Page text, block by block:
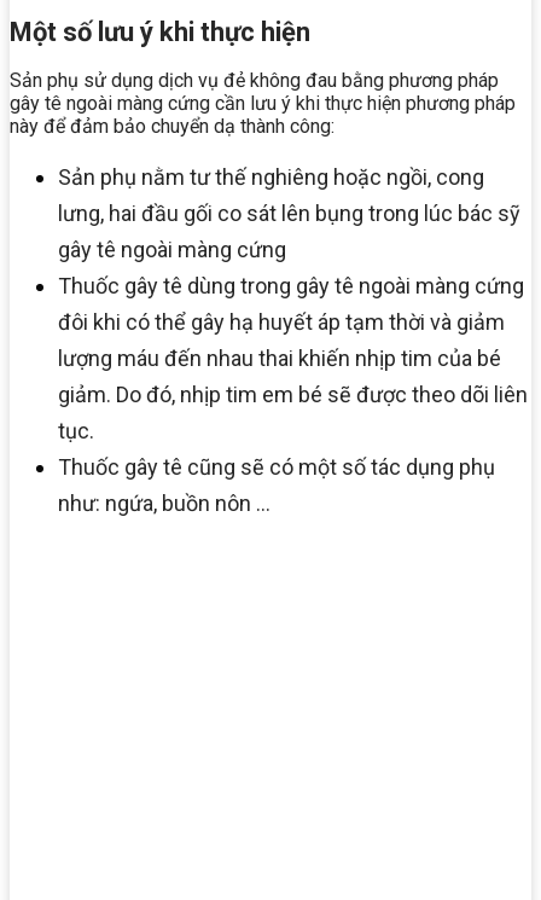
Một số lưu ý khi thực hiện
Sản phụ sử dụng dịch vụ đẻ không đau bằng phương pháp
gây tê ngoài màng cứng cần lưu ý khi thực hiện phương pháp
này để đảm bảo chuyển dạ thành công:
Sản phụ nằm tư thế nghiêng hoặc ngồi, cong
lưng, hai đầu gối co sát lên bụng trong lúc bác sỹ
gây tê ngoài màng cứng
Thuốc gây tê dùng trong gây tê ngoài màng cứng
đôi khi có thể gây hạ huyết áp tạm thời và giảm
lượng máu đến nhau thai khiến nhịp tim của bé
giảm. Do đó, nhịp tim em bé sẽ được theo dõi liên
tục.
Thuốc gây tê cũng sẽ có một số tác dụng phụ
như: ngứa, buồn nôn …